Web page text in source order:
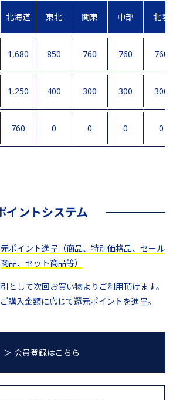
北海道 東北 関東 中部 北陸
1,680 850 760 760 760
1,250 400 300 300 300
760 0 0 0 0
イントシステム
ポイント進呈（商品、特別価格品、セール
商品、セット商品等）
として次回お買い物よりご利用頂けます。
購入金額に応じて還元ポイントを進呈。
＞ 会員登録はこちら